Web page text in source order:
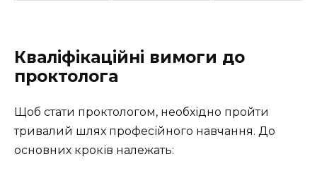
Кваліфікаційні вимоги до
проктолога
Щоб стати проктологом, необхідно пройти
тривалий шлях професійного навчання. До
основних кроків належать: